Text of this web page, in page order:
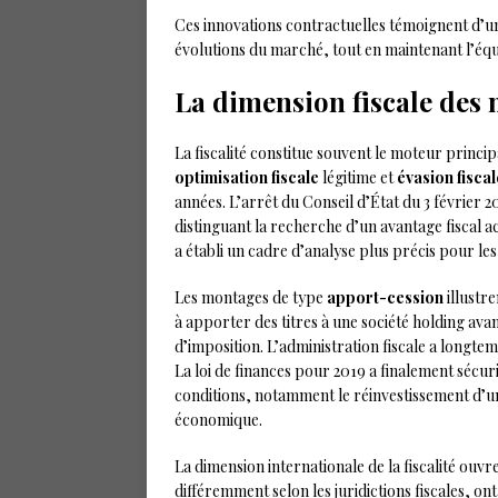
Ces innovations contractuelles témoignent
évolutions du marché, tout en maintenant
La dimension fiscale
La fiscalité constitue souvent le moteur
optimisation fiscale légitime etévasion
années. L’arrêt du Conseil d’État du 3 février
distinguant la recherche d’un avantage fiscal
a établi un cadre d’analyse plus précis pour
Les montages de type apport-cession
à apporter des titres à une société holding
d’imposition. L’administration fiscale a
La loi de finances pour 2019 a finalement
conditions, notamment le réinvestissement
économique.
La dimension internationale de la fiscalité
différemment selon les juridictions fiscales,